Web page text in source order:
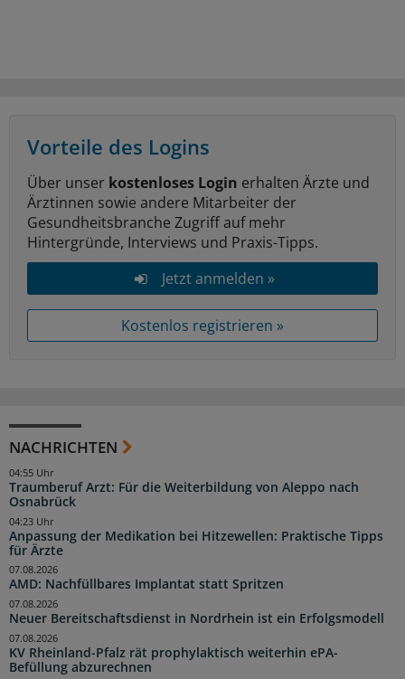
Vorteile des Logins
Über unser kostenloses Login erhalten Ärzte und
Ärztinnen sowie andere Mitarbeiter der
Gesundheitsbranche Zugriff auf mehr
Hintergründe, Interviews und Praxis-Tipps.
Jetzt anmelden »
Kostenlos registrieren »
NACHRICHTEN
Traumberuf Arzt: Für die Weiterbildung von Aleppo nach
Osnabrück
04:55 Uhr
Anpassung der Medikation bei Hitzewellen: Praktische Tipps
für Ärzte
04:23 Uhr
AMD: Nachfüllbares Implantat statt Spritzen
07.08.2026
Neuer Bereitschaftsdienst in Nordrhein ist ein Erfolgsmodell
07.08.2026
KV Rheinland-Pfalz rät prophylaktisch weiterhin ePA-
Befüllung abzurechnen
07.08.2026